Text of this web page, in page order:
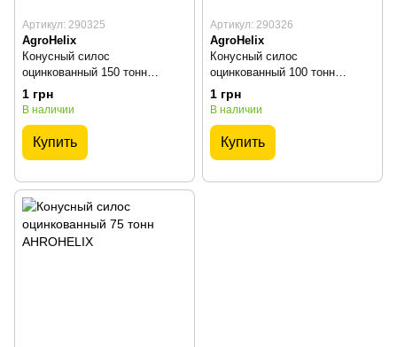
Артикул: 290325
AgroHelix
Конусный силос
оцинкованный 150 тонн
AHROHELIX
1 грн
В наличии
Купить
Артикул: 290326
AgroHelix
Конусный силос
оцинкованный 100 тонн
AHROHELIX
1 грн
В наличии
Купить